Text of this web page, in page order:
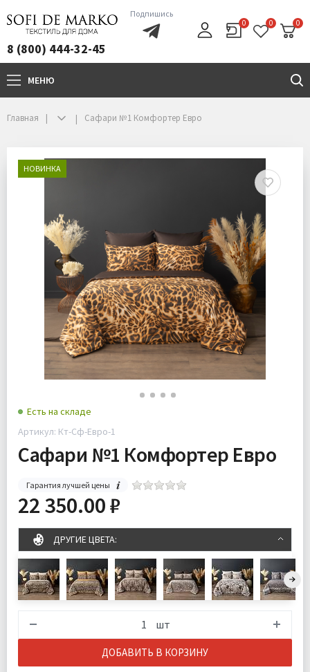
8 (800) 444-32-45
Подпишись
0 0 0
МЕНЮ
Главная Сафари №1 Комфортер Евро
НОВИНКА
Есть на складе
Артикул: Кт-Сф-Евро-1
Сафари №1 Комфортер Евро
Гарантия лучшей цены
22 350.00 ₽
ДРУГИЕ ЦВЕТА:
шт
ДОБАВИТЬ В КОРЗИНУ